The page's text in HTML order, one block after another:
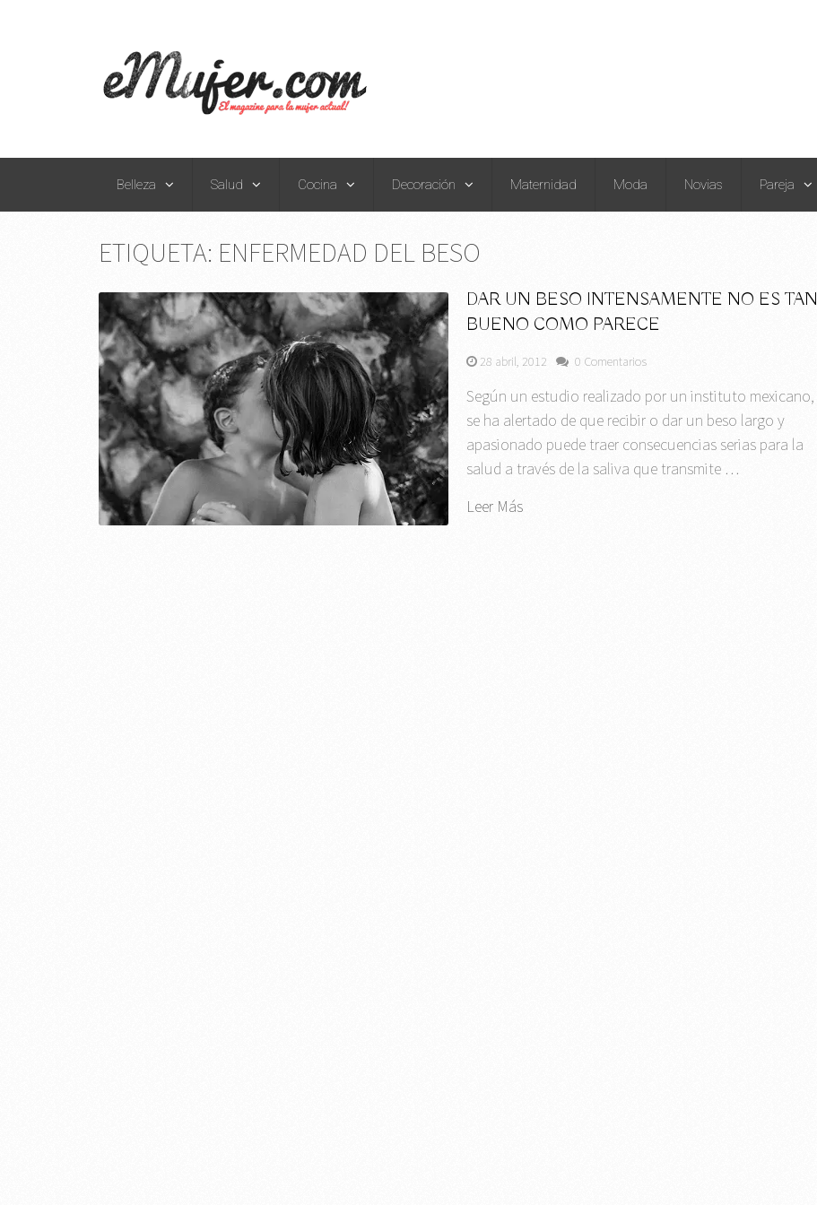
Belleza Salud Cocina Decoración Maternidad Moda Novias Pareja
ETIQUETA: ENFERMEDAD DEL BESO
DAR UN BESO INTENSAMENTE NO ES TAN
BUENO COMO PARECE
28 abril, 2012 0 Comentarios
Según un estudio realizado por un instituto mexicano,
se ha alertado de que recibir o dar un beso largo y
apasionado puede traer consecuencias serias para la
salud a través de la saliva que transmite …
Leer Más